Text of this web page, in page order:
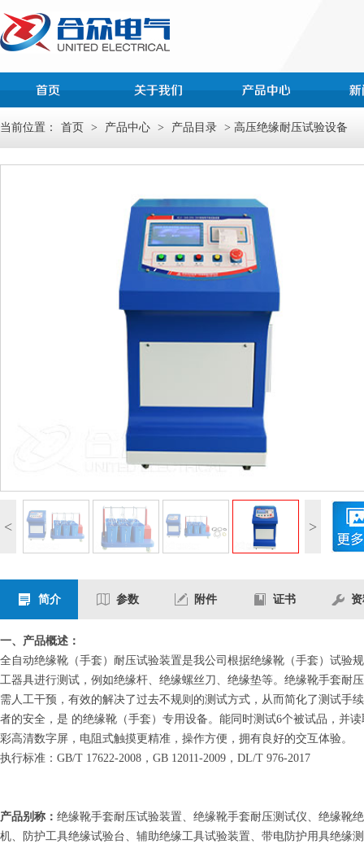
当前位置： 首页 > 产品中心 > 产品目录 > 高压绝缘耐压试验设备
< >
简介 参数 附件 证书
一、产品概述：
全自动绝缘靴（手套）耐压试验装置是我公司根据绝缘靴（手套）试验
工器具进行测试，例如绝缘杆、绝缘螺丝刀、绝缘垫等。绝缘靴手套耐
需人工干预，有效的解决了过去不规则的测试方式，从而简化了测试手
者的安全，是 的绝缘靴（手套）专用设备。能同时测试6个被试品，并
彩高清数字屏，电阻式触摸更精准，操作方便，拥有良好的交互体验。
执行标准：GB/T 17622-2008，GB 12011-2009，DL/T 976-2017
产品别称： 绝缘靴手套耐压试验装置、绝缘靴手套耐压测试仪、绝缘靴
机、防护工具绝缘试验台、辅助绝缘工具试验装置、带电防护用具绝缘